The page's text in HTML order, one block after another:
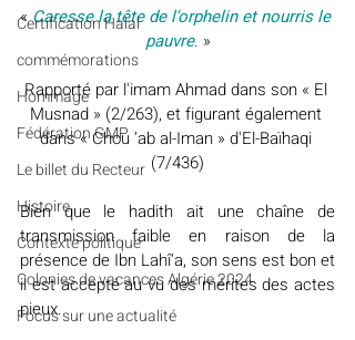
Certification Halal
commémorations
Hommage
Fédération GMP
Le billet du Recteur
Histoire
Contexte politique
Colonies de vacances Algérie 2024
​​Focus sur une actualité
« Caresse la tête de l'orphelin et nourris le
pauvre. »
Rapporté par l'imam Ahmad dans son « El
Musnad » (2/263), et figurant également
dans « Chou ‘ab al-Iman » d'El-Baïhaqi
(7/436)
Bien que le hadith ait une chaîne de
transmission faible en raison de la
présence de Ibn Lahî‘a, son sens est bon et
il est accepté au vu des mérites des actes
pieux.